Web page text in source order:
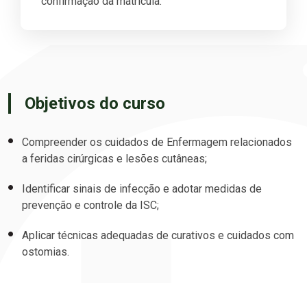
Objetivos do curso
Compreender os cuidados de Enfermagem relacionados
a feridas cirúrgicas e lesões cutâneas;
Identificar sinais de infecção e adotar medidas de
prevenção e controle da ISC;
Aplicar técnicas adequadas de curativos e cuidados com
ostomias.